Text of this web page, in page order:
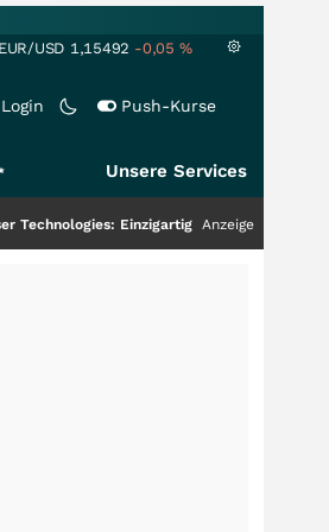
EUR/USD 1,15492 -0,05 %
Login Push-Kurse
Unsere Services
Einzigartige Leistung zieht die Top-Dogs
Anzeige